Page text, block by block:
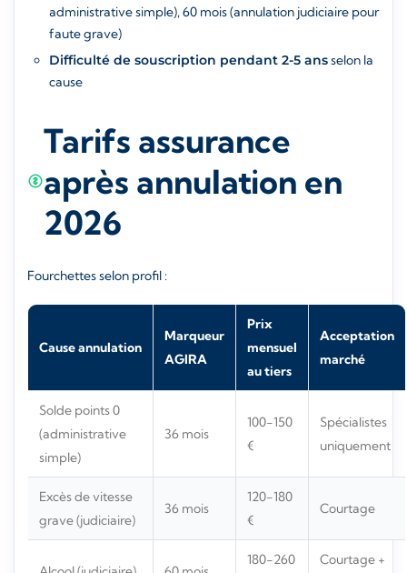
administrative simple), 60 mois (annulation judiciaire pour
faute grave)
Difficulté de souscription pendant 2-5 ansselon la
cause
Tarifs assurance
après annulation en
2026
Fourchettes selon profil :
Cause annulation
Marqueur
AGIRA
Prix
mensuel
au tiers
Acceptation
marché
Solde points 0
(administrative
simple)
36 mois
100-150
€
Spécialistes
uniquement
Excès de vitesse
grave (judiciaire)
36 mois
120-180
€
Courtage
180-260
Courtage +